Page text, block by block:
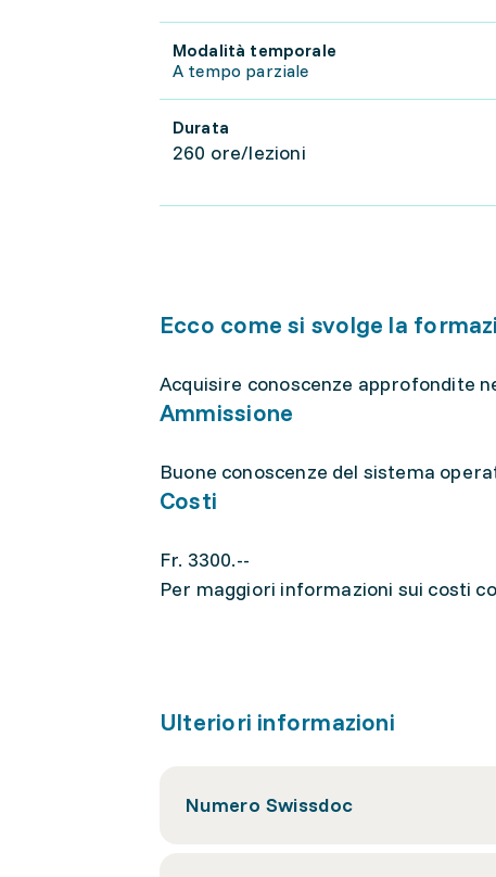
Modalità temporale
A tempo parziale
Durata
260 ore/lezioni
Ecco come si svolge la
Acquisire conoscenze approfondite
Ammissione
Buone conoscenze del sistema
Costi
Fr. 3300.--
Per maggiori informazioni sui costi
Ulteriori informazioni
Numero Swissdoc